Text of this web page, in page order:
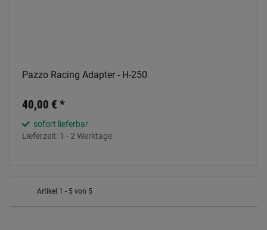
Pazzo Racing Adapter - H-250
40,00 € *
sofort lieferbar
Lieferzeit: 1 - 2 Werktage
Artikel 1 - 5 von 5